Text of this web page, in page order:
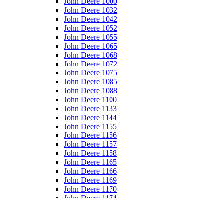
John Deere 1032
John Deere 1042
John Deere 1052
John Deere 1055
John Deere 1065
John Deere 1068
John Deere 1072
John Deere 1075
John Deere 1085
John Deere 1088
John Deere 1100
John Deere 1133
John Deere 1144
John Deere 1155
John Deere 1156
John Deere 1157
John Deere 1158
John Deere 1165
John Deere 1166
John Deere 1169
John Deere 1170